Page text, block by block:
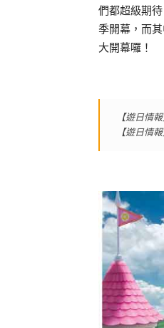
們都超級期
季開幕，而
大開幕囉！
【遊日情
【遊日情